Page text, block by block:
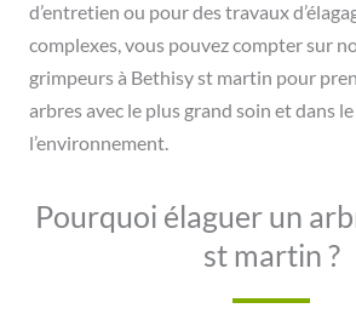
d’entretien ou pour des travaux
complexes, vous pouvez compter sur
grimpeurs à Bethisy st martin pour
arbres avec le plus grand soin et dans
l’environnement.
Pourquoi élaguer un
st martin ?